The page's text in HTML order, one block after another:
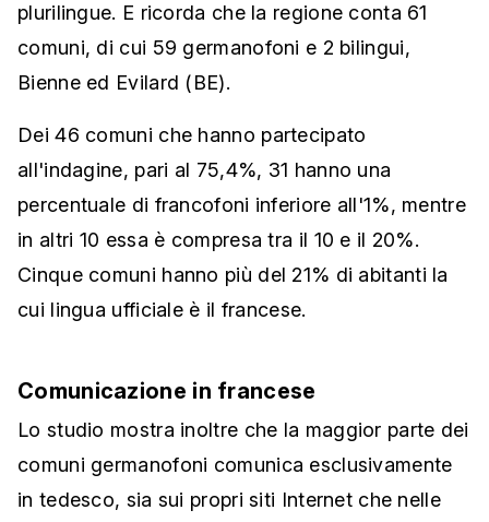
plurilingue. E ricorda che la regione conta 61
comuni, di cui 59 germanofoni e 2 bilingui,
Bienne ed Evilard (BE).
Dei 46 comuni che hanno partecipato
all'indagine, pari al 75,4%, 31 hanno una
percentuale di francofoni inferiore all'1%, mentre
in altri 10 essa è compresa tra il 10 e il 20%.
Cinque comuni hanno più del 21% di abitanti la
cui lingua ufficiale è il francese.
Comunicazione in francese
Lo studio mostra inoltre che la maggior parte dei
comuni germanofoni comunica esclusivamente
in tedesco, sia sui propri siti Internet che nelle